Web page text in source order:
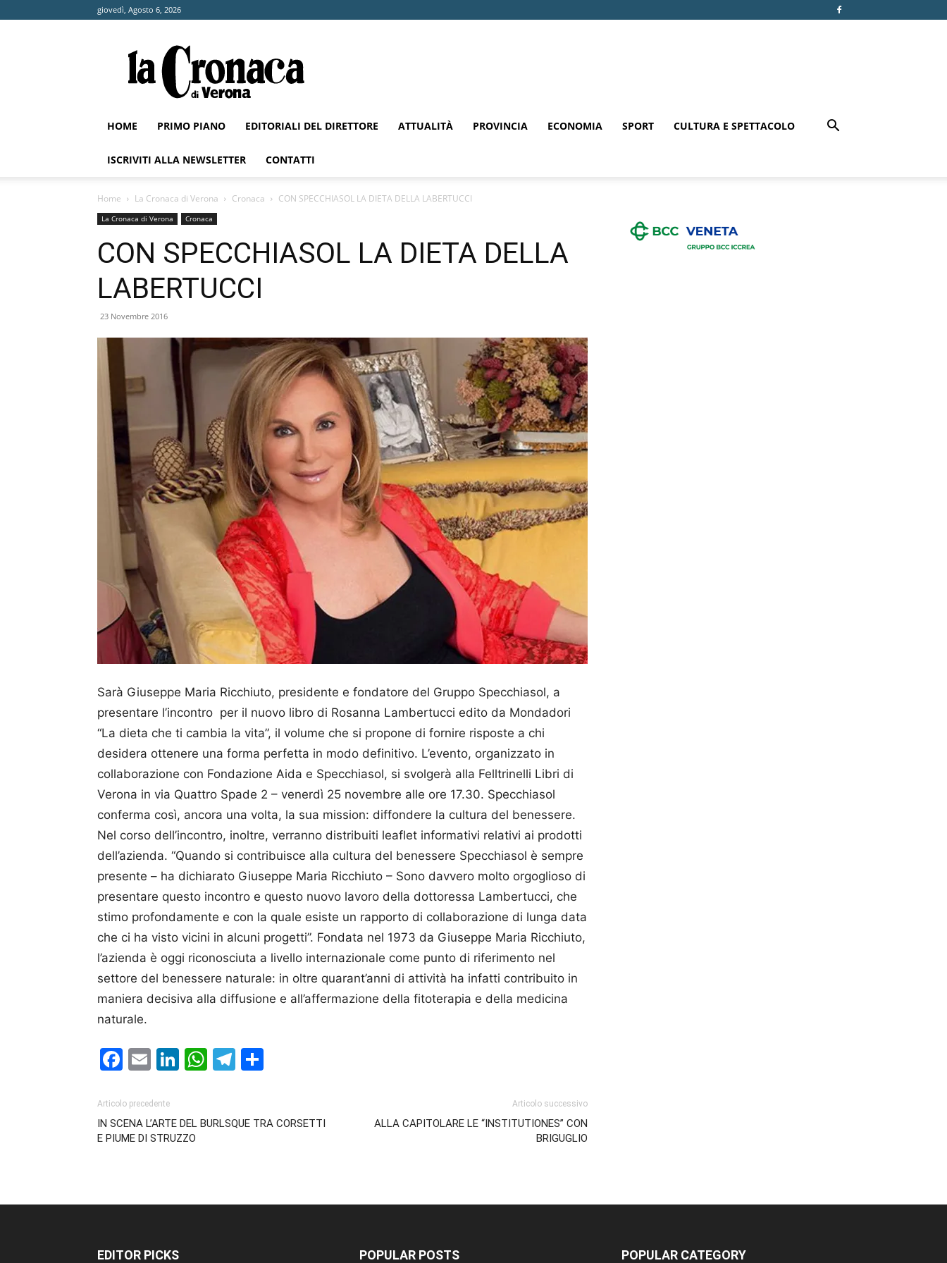
giovedì, Agosto 6, 2026
Cronaca
di
Verona
HOME PRIMO PIANO EDITORIALI DEL DIRETTORE ATTUALITÀ PROVINCIA ECONOMIA SPORT CULTURA E SPETTACOLO
ISCRIVITI ALLA NEWSLETTER CONTATTI
Home La Cronaca di Verona Cronaca CON SPECCHIASOL LA DIETA DELLA LABERTUCCI
La Cronaca di Verona Cronaca
CON SPECCHIASOL LA DIETA DELLA
LABERTUCCI
23 Novembre 2016
Sarà Giuseppe Maria Ric­chiuto, presidente e fondatore del Gru­ppo Specchiasol, a
presentare l’incontro per il nuovo libro di Rosanna Lambertucci edito da Mondadori
“La dieta che ti cambia la vita”, il volume che si propone di fornire risposte a chi
desidera ottenere una forma perfetta in modo definitivo. L’evento, organizzato in
collaborazione con Fondazione Aida e Specchiasol, si svolgerà alla Felltrinelli Libri di
Verona in via Quattro Spade 2 – venerdì 25 novembre alle ore 17.30. Sp­ecchiasol
conferma così, ancora una volta, la sua mission: diffondere la cultura del ben­essere.
Nel corso dell’incontro, inoltre, verranno distribuiti leaflet informativi relativi ai prodotti
dell’azienda. “Quando si contribuisce alla cultura del benessere Specchiasol è sempre
presente – ha dichiarato Giuseppe Maria Ricchiuto – Sono davvero molto orgoglioso di
presentare questo incontro e questo nuovo lavoro della dottoressa Lambertucci, che
stimo profondamente e con la quale esiste un rapporto di collaborazione di lunga data
che ci ha visto vicini in alcuni progetti”. Fondata nel 1973 da Giuseppe Maria Ricchiuto,
l’azienda è oggi riconosciuta a livello interna­zionale come punto di riferimento nel
settore del benessere naturale: in oltre quarant’anni di attività ha infatti contribuito in
maniera decisiva alla diffusione e all’affermazione della fitoterapia e della medicina
naturale.
Facebook
EmailLinkedIn
WhatsApp
Telegram
Articolo precedente
IN SCENA L’ARTE DEL BURLSQUE TRA CORSETTI
E PIUME DI STRUZZO
Articolo successivo
ALLA CAPITOLARE LE “INSTITUTIONES” CON
BRIGUGLIO
EDITOR PICKS POPULAR POSTS POPULAR CATEGORY